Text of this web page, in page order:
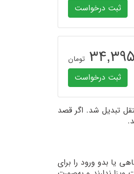
ثبت درخواست
تومان
ثبت درخواست
شوروی به یک کشور مستقل تبدیل شد. اگر قصد
یا بدو ورود را برای